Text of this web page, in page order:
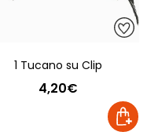
1 Tucano su Clip
4,20€